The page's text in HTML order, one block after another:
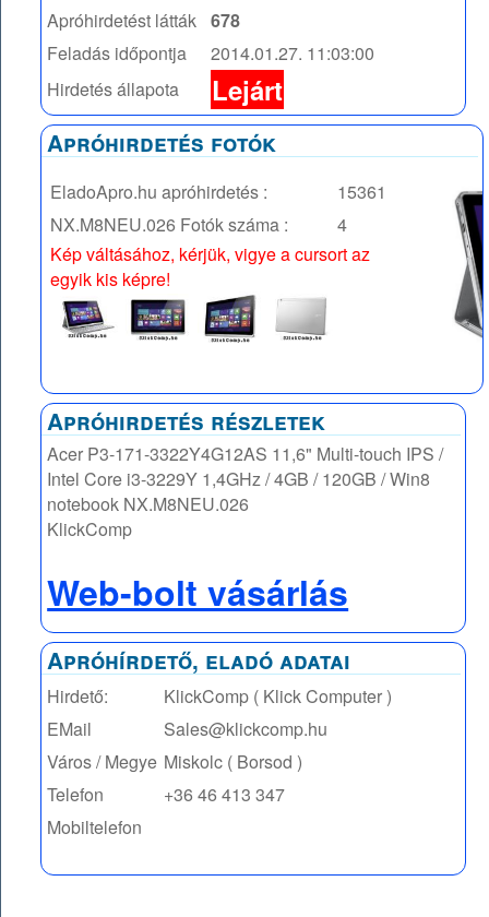
Apróhirdetést látták 678
Feladás időpontja
2014.01.27. 11:03:00
Hirdetés állapota
Lejárt
Apróhirdetés fotók
EladoApro.hu apróhirdetés :
15361
NX.M8NEU.026 Fotók száma :
4
Kép váltásához, kérjük, vigye a cursort az
egyik kis képre!
Apróhirdetés részletek
Acer P3-171-3322Y4G12AS 11,6" Multi-touch IPS /
Intel Core i3-3229Y 1,4GHz / 4GB / 120GB / Win8
notebook NX.M8NEU.026
KlickComp
Web-bolt vásárlás
Apróhírdető, eladó adatai
Hirdető:
KlickComp ( Klick Computer )
EMail
Sales@klickcomp.hu
Város / Megye Miskolc ( Borsod )
Telefon
+36 46 413 347
Mobiltelefon